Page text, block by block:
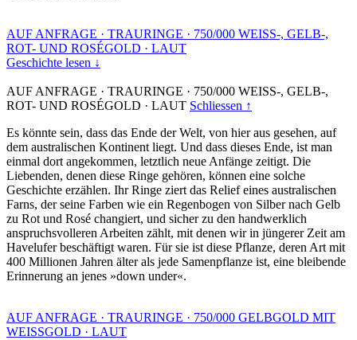
AUF ANFRAGE · TRAURINGE · 750/000 WEISS-, GELB-,
ROT- UND ROSÉGOLD · LAUT
Geschichte lesen ↓
AUF ANFRAGE · TRAURINGE · 750/000 WEISS-, GELB-,
ROT- UND ROSÉGOLD · LAUT Schliessen ↑
Es könnte sein, dass das Ende der Welt, von hier aus gesehen, auf
dem australischen Kontinent liegt. Und dass dieses Ende, ist man
einmal dort angekommen, letztlich neue Anfänge zeitigt. Die
Liebenden, denen diese Ringe gehören, können eine solche
Geschichte erzählen. Ihr Ringe ziert das Relief eines australischen
Farns, der seine Farben wie ein Regenbogen von Silber nach Gelb
zu Rot und Rosé changiert, und sicher zu den handwerklich
anspruchsvolleren Arbeiten zählt, mit denen wir in jüngerer Zeit am
Havelufer beschäftigt waren. Für sie ist diese Pflanze, deren Art mit
400 Millionen Jahren älter als jede Samenpflanze ist, eine bleibende
Erinnerung an jenes »down under«.
AUF ANFRAGE · TRAURINGE · 750/000 GELBGOLD MIT
WEISSGOLD · LAUT